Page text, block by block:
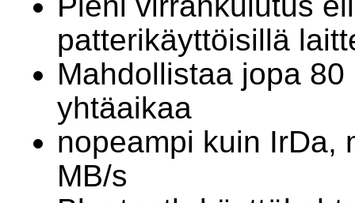
patterikäyttöisillä
Mahdollistaa jopa
yhtäaikaa
nopeampi kuin IrDa,
MB/s